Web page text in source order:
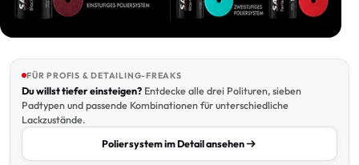
FÜR PROFIS & DETAILING-FREAKS
Du willst tiefer einsteigen? Entdecke alle drei Polituren, sieben
Padtypen und passende Kombinationen für unterschiedliche
Lackzustände.
Poliersystem im Detail ansehen